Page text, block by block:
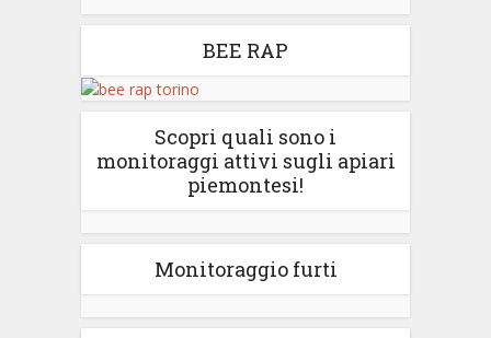
BEE RAP
Scopri quali sono i
monitoraggi attivi sugli apiari
piemontesi!
Monitoraggio furti